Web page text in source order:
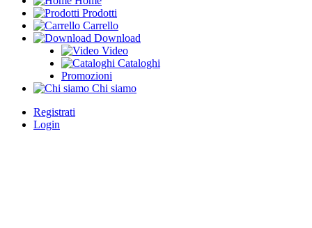
Prodotti
Carrello
Download
Video
Cataloghi
Promozioni
Chi siamo
Registrati
Login